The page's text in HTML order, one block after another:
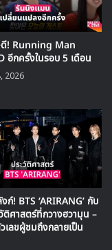
? ถึงกลับมาถ่าย
ที่กรุงเทพ
พร้อมซับไทยกันได้
ดี! Running Man
อีกครั้งในรอบ 5 เดือน
2026
ก์! BTS ‘ARIRANG’ กับ
ติศาสตร์ที่กวางฮวามุน –
เลขผู้ชมถึงกลายเป็น